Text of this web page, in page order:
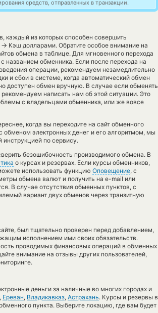
средств, отправленных в транзакции.
каждый из которых способен совершить
→ Кэш долларами. Обратите особое внимание на
обмена в таблице. Для мгновенного перехода
названием обменника. Если после перехода на
операции, рекомендуем незамедлительно
и сбои в системе, когда автоматический обмен
доступен обмен вручную. В случае если обменять
написать нам об этой ситуации. Это
с владельцами обменника, или же вовсе
когда вы переходите на сайт обменного
обменом электронных денег и его алгоритмом, мы
инструкцией по сервису.
безошибочность производимого обмена. В
о курсах и резервах. Если курсы обменников,
использовать функцию Оповещение, с
обмена валют и получить на e-mail или
В случае отсутствия обменных пунктов, с
вариант двух обменов через транзитную
был тщательно проверен перед добавлением,
исполнением ими своих обязательств.
проводимых финансовых операций в обменных
внимание на отзывы других пользователей,
деньги за наличные во многих городах и
, Ереван, Владикавказ, Астрахань. Курсы и резервы в
пункта. Выберите локацию, где вам будет